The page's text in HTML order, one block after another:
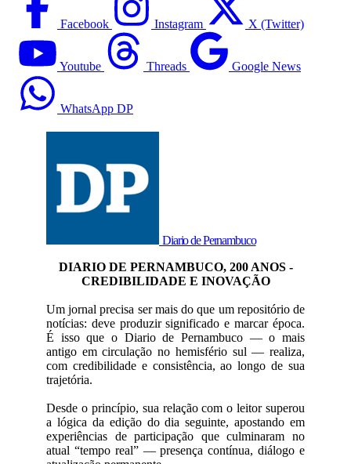
Facebook Instagram X (Twitter)
Youtube Threads Google News
WhatsApp DP
Diario de Pernambuco
DIARIO DE PERNAMBUCO, 200 ANOS -
CREDIBILIDADE E INOVAÇÃO
Um jornal precisa ser mais do que um repositório de
notícias: deve produzir significado e marcar época.
É isso que o Diario de Pernambuco — o mais
antigo em circulação no hemisfério sul — realiza,
com credibilidade e consistência, ao longo de sua
trajetória.
Desde o princípio, sua relação com o leitor superou
a lógica da edição do dia seguinte, apostando em
experiências de participação que culminaram no
atual “tempo real” — presença contínua, diálogo e